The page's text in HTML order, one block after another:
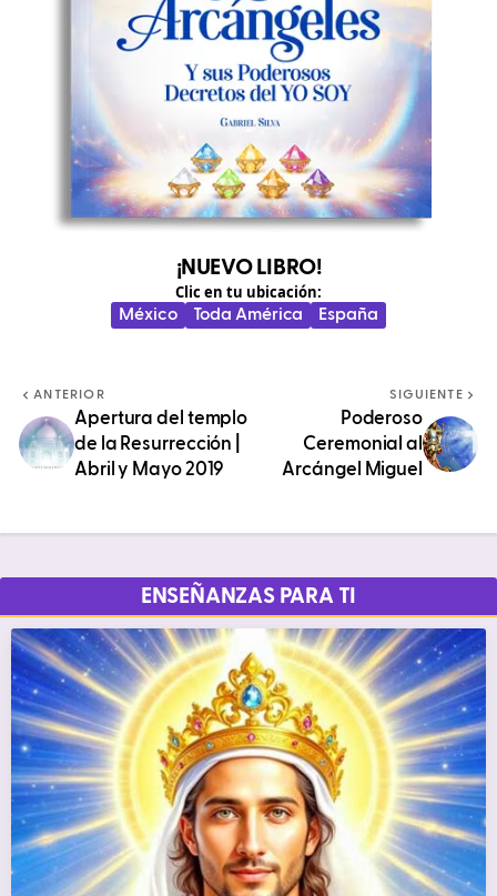
¡NUEVO LIBRO!
Clic en tu ubicación:
México Toda América España
ANTERIOR
Apertura del templo
de la Resurrección |
Abril y Mayo 2019
SIGUIENTE
Poderoso
Ceremonial al
Arcángel Miguel
ENSEÑANZAS PARA TI